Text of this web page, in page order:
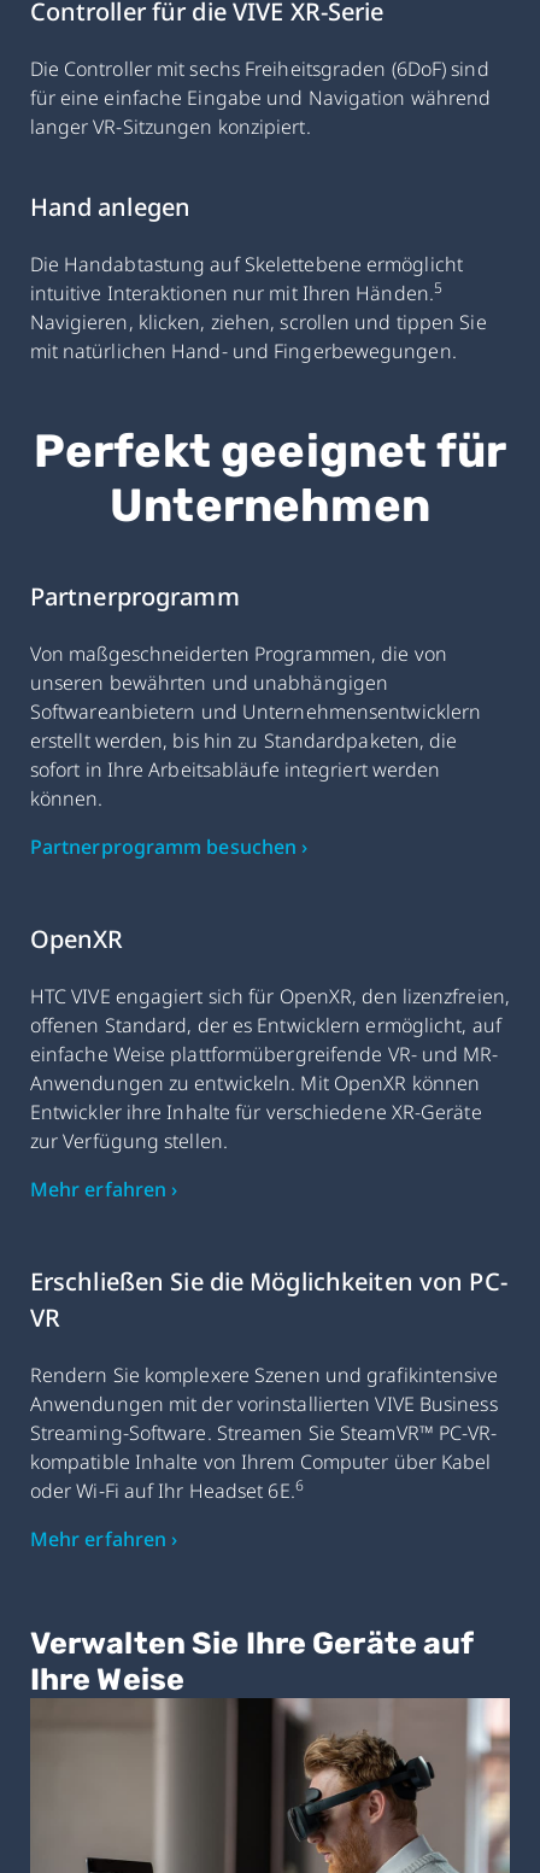
Controller für die VIVE XR-Serie
Die Controller mit sechs Freiheitsgraden (6DoF) sind
für eine einfache Eingabe und Navigation während
langer VR-Sitzungen konzipiert.
Hand anlegen
Die Handabtastung auf Skelettebene ermöglicht
intuitive Interaktionen nur mit Ihren Händen.5
Navigieren, klicken, ziehen, scrollen und tippen Sie
mit natürlichen Hand- und Fingerbewegungen.
Perfekt geeignet für
Unternehmen
Partnerprogramm
Von maßgeschneiderten Programmen, die von
unseren bewährten und unabhängigen
Softwareanbietern und Unternehmensentwicklern
erstellt werden, bis hin zu Standardpaketen, die
sofort in Ihre Arbeitsabläufe integriert werden
können.
Partnerprogramm besuchen ›
OpenXR
HTC VIVE engagiert sich für OpenXR, den lizenzfreien,
offenen Standard, der es Entwicklern ermöglicht, auf
einfache Weise plattformübergreifende VR- und MR-
Anwendungen zu entwickeln. Mit OpenXR können
Entwickler ihre Inhalte für verschiedene XR-Geräte
zur Verfügung stellen.
Mehr erfahren ›
Erschließen Sie die Möglichkeiten von PC-
VR
Rendern Sie komplexere Szenen und grafikintensive
Anwendungen mit der vorinstallierten VIVE Business
Streaming-Software. Streamen Sie SteamVR™ PC-VR-
kompatible Inhalte von Ihrem Computer über Kabel
oder Wi-Fi auf Ihr Headset 6E.6
Mehr erfahren ›
Verwalten Sie Ihre Geräte auf
Ihre Weise